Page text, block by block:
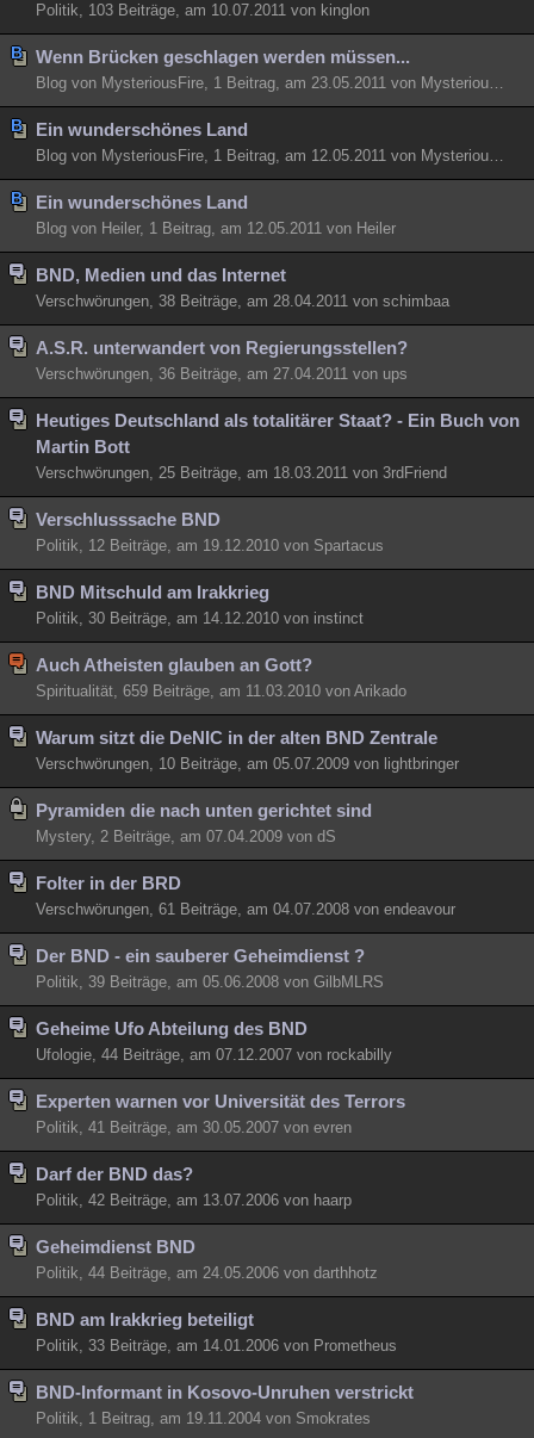
Politik, 103 Beiträge, am 10.07.2011 von kinglon
Wenn Brücken geschlagen werden müssen...
Blog von MysteriousFire, 1 Beitrag, am 23.05.2011 von MysteriousFire
Ein wunderschönes Land
Blog von MysteriousFire, 1 Beitrag, am 12.05.2011 von MysteriousFire
Ein wunderschönes Land
Blog von Heiler, 1 Beitrag, am 12.05.2011 von Heiler
BND, Medien und das Internet
Verschwörungen, 38 Beiträge, am 28.04.2011 von schimbaa
A.S.R. unterwandert von Regierungsstellen?
Verschwörungen, 36 Beiträge, am 27.04.2011 von ups
Heutiges Deutschland als totalitärer Staat? - Ein Buch von
Martin Bott
Verschwörungen, 25 Beiträge, am 18.03.2011 von 3rdFriend
Verschlusssache BND
Politik, 12 Beiträge, am 19.12.2010 von Spartacus
BND Mitschuld am Irakkrieg
Politik, 30 Beiträge, am 14.12.2010 von instinct
Auch Atheisten glauben an Gott?
Spiritualität, 659 Beiträge, am 11.03.2010 von Arikado
Warum sitzt die DeNIC in der alten BND Zentrale
Verschwörungen, 10 Beiträge, am 05.07.2009 von lightbringer
Pyramiden die nach unten gerichtet sind
Mystery, 2 Beiträge, am 07.04.2009 von dS
Folter in der BRD
Verschwörungen, 61 Beiträge, am 04.07.2008 von endeavour
Der BND - ein sauberer Geheimdienst ?
Politik, 39 Beiträge, am 05.06.2008 von GilbMLRS
Geheime Ufo Abteilung des BND
Ufologie, 44 Beiträge, am 07.12.2007 von rockabilly
Experten warnen vor Universität des Terrors
Politik, 41 Beiträge, am 30.05.2007 von evren
Darf der BND das?
Politik, 42 Beiträge, am 13.07.2006 von haarp
Geheimdienst BND
Politik, 44 Beiträge, am 24.05.2006 von darthhotz
BND am Irakkrieg beteiligt
Politik, 33 Beiträge, am 14.01.2006 von Prometheus
BND-Informant in Kosovo-Unruhen verstrickt
Politik, 1 Beitrag, am 19.11.2004 von Smokrates